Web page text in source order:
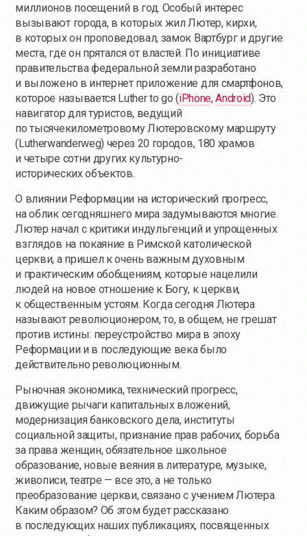
миллионов посещений в год. Особый интерес
вызывают города, в которых жил Лютер, кирхи,
в которых он проповедовал, замок Вартбург и другие
места, где он прятался от властей. По инициативе
правительства федеральной земли разработано
и выложено в интернет приложение для смартфонов,
которое называется Luther to go (iPhone,Android). Это
навигатор для туристов, ведущий
по тысячекилометровому Лютеровскому маршруту
(Lutherwanderweg) через 20 городов, 180 храмов
и четыре сотни других культурно-
исторических объектов.
О влиянии Реформации на исторический прогресс,
на облик сегодняшнего мира задумываются многие.
Лютер начал с критики индульгенций и упрощенных
взглядов на покаяние в Римской католической
церкви, а пришел к очень важным духовным
и практическим обобщениям, которые нацелили
людей на новое отношение к Богу, к церкви,
к общественным устоям. Когда сегодня Лютера
называют революционером, то, в общем, не грешат
против истины: переустройство мира в эпоху
Реформации и в последующие века было
действительно революционным.
Рыночная экономика, технический прогресс,
движущие рычаги капитальных вложений,
модернизация банковского дела, институты
социальной защиты, признание прав рабочих, борьба
за права женщин, обязательное школьное
образование, новые веяния в литературе, музыке,
живописи, театре — все это, а не только
преобразование церкви, связано с учением Лютера.
Каким образом? Об этом будет рассказано
в последующих наших публикациях, посвященных